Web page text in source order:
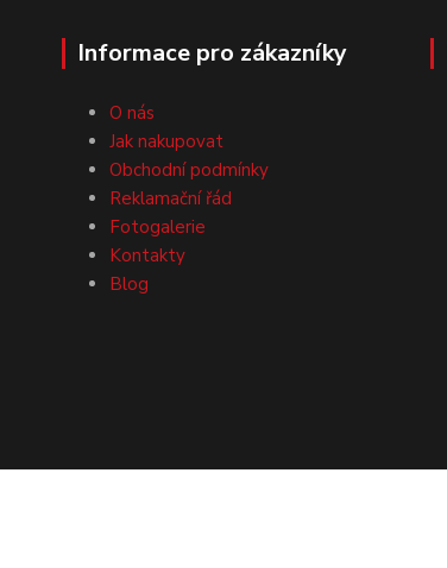
Informace pro zákazníky
O nás
Jak nakupovat
Obchodní podmínky
Reklamační řád
Fotogalerie
Kontakty
Blog